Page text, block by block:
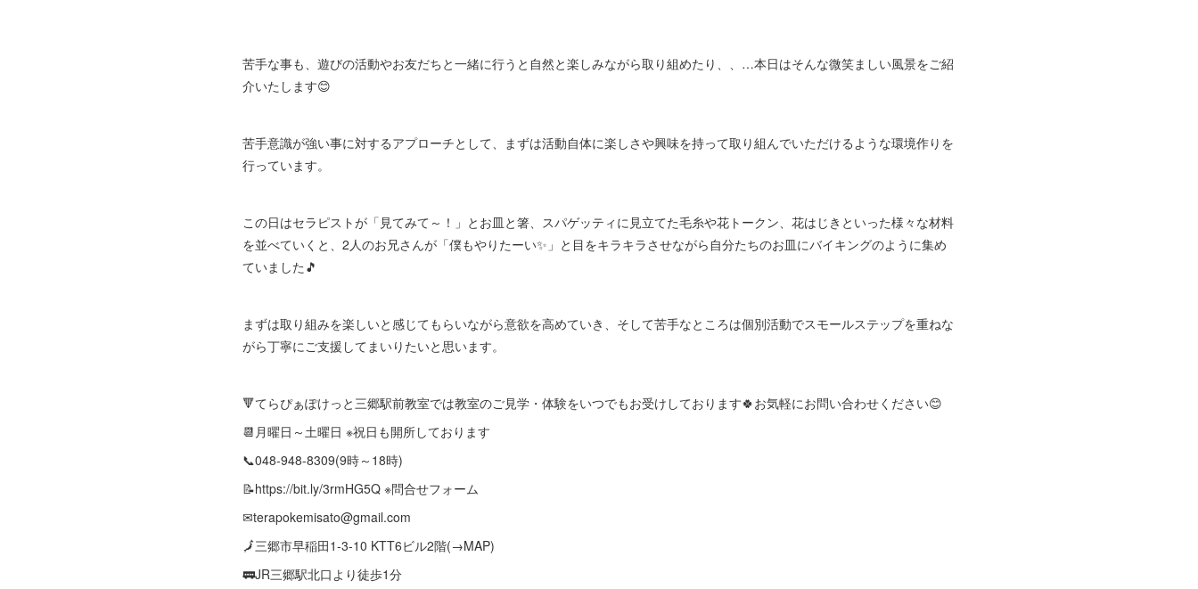
苦手な事も、遊びの活動やお友だちと一緒に行うと自然と楽しみながら取り組めたり、、…本日はそんな微笑ましい風景をご紹
介いたします😊
苦手意識が強い事に対するアプローチとして、まずは活動自体に楽しさや興味を持って取り組んでいただけるような環境作りを
行っています。
この日はセラピストが「見てみて～！」とお皿と箸、スパゲッティに見立てた毛糸や花トークン、花はじきといった様々な材料
を並べていくと、2人のお兄さんが「僕もやりたーい✨」と目をキラキラさせながら自分たちのお皿にバイキングのように集め
ていました🎵
まずは取り組みを楽しいと感じてもらいながら意欲を高めていき、そして苦手なところは個別活動でスモールステップを重ねな
がら丁寧にご支援してまいりたいと思います。
🔻てらぴぁぽけっと三郷駅前教室では教室のご見学・体験をいつでもお受けしております🍀お気軽にお問い合わせください😊
📆月曜日～土曜日 ※祝日も開所しております
📞048-948-8309(9時～18時)
📝https://bit.ly/3rmHG5Q ※問合せフォーム
✉terapokemisato@gmail.com
🗾三郷市早稲田1-3-10 KTT6ビル2階(→MAP)
🚃JR三郷駅北口より徒歩1分